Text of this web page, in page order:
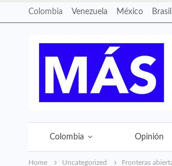
Colombia Venezuela México Brasil
Colombia Opinión
Home Uncategorized Fronteras